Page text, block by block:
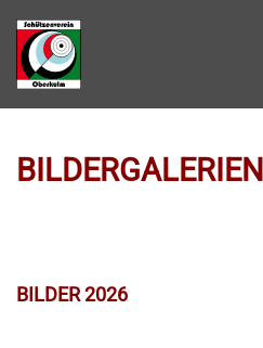
Zum Hauptinhalt springen
BILDERGALERIEN
BILDER 2026